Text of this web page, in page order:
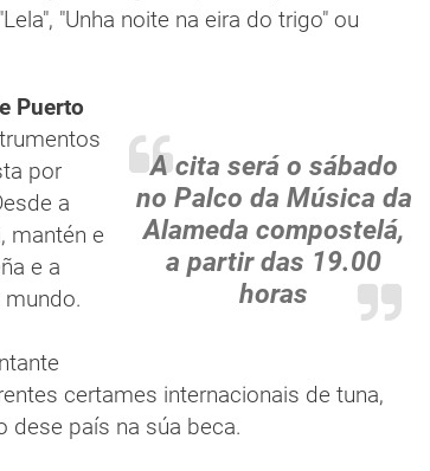
"Unha noite na eira do trigo" ou
A cita será o sábado
no Palco da Música da
Alameda compostelá,
a partir das 19.00
horas
Puerto
por
a
mantén e
e a
certames internacionais de tuna,
dese país na súa beca.